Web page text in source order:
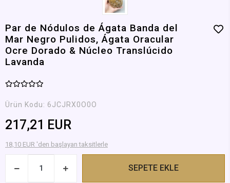
Par de Nódulos de Ágata Banda del
Mar Negro Pulidos, Ágata Oracular
Ocre Dorado & Núcleo Translúcido
Lavanda
Ürün Kodu: 6JCJRX0O0O
217,21 EUR
18,10 EUR 'den başlayan taksitlerle
SEPETE EKLE